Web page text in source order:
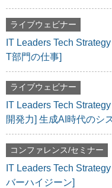
ライブウェビナー
IT Leaders Tech
T部門の仕事]
ライブウェビナー
IT Leaders Tech
開発力] 生成AI時代のシ
コンファレンス/セミナー
IT Leaders Tech
バーハイジーン]